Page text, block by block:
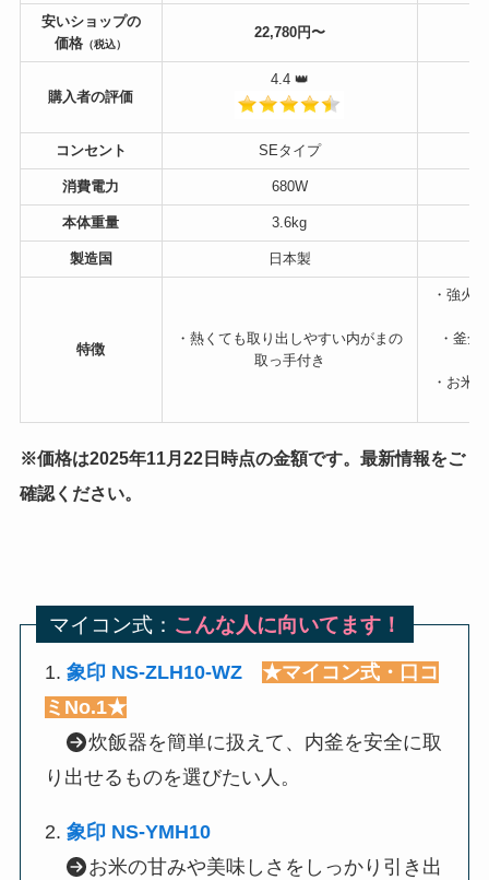
安いショップの
価格 （税込）
22,780円〜
購入者の評価
4.4 👑
コンセント SEタイプ
消費電力 680W
本体重量 3.6kg
製造国 日本製
特徴
・熱くても取り出しやすい内がまの
取っ手付き
・強火
・釜
・お米
※価格は2025年11月22日時点の金額です。最新情報をご
確認ください。
マイコン式： こんな人に向いてます！
1.象印 NS-ZLH10-WZ
★マイコン式・口コ
ミNo.1★
炊飯器を簡単に扱えて、内釜を安全に取
り出せるものを選びたい人。
2.象印 NS-YMH10
お米の甘みや美味しさをしっかり引き出